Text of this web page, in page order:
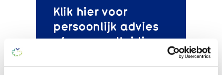
Klik hier voor
persoonlijk advies
of een rondleiding